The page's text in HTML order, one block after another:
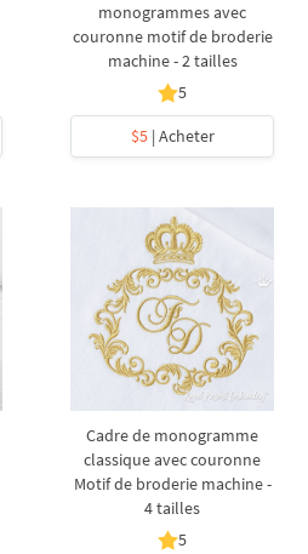
monogrammes avec
couronne motif de broderie
machine - 2 tailles
5
$5| Acheter
Cadre de monogramme
classique avec couronne
Motif de broderie machine -
4 tailles
5